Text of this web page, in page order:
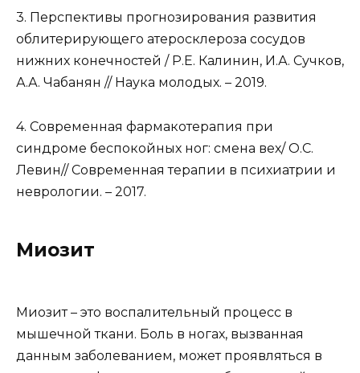
3. Перспективы прогнозирования развития
облитерирующего атеросклероза сосудов
нижних конечностей / Р.Е. Калинин, И.А. Сучков,
А.А. Чабанян // Наука молодых. – 2019.
4. Современная фармакотерапия при
синдроме беспокойных ног: смена вех/ О.С.
Левин// Современная терапии в психиатрии и
неврологии. – 2017.
Миозит
Миозит – это воспалительный процесс в
мышечной ткани. Боль в ногах, вызванная
данным заболеванием, может проявляться в